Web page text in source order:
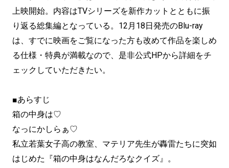
上映開始。内容はTVシリーズを新作カットとともに振
り返る総集編となっている。12月18日発売のBlu-ray
は、すでに映画をご覧になった方も改めて作品を楽しめ
る仕様・特典が満載なので、是非公式HPから詳細をチ
ェックしていただきたい。
■あらすじ
箱の中身は♡
なっにかしらぁ♡
私立若葉女子高の教室、マテリア先生が轟雷たちに突如
はじめた『箱の中身はなんだろなクイズ』。